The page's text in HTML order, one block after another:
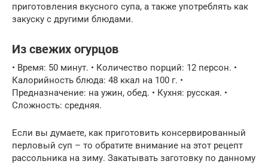
приготовления вкусного супа, а также употреблять как
закуску с другими блюдами.
Из свежих огурцов
• Время: 50 минут. • Количество порций: 12 персон. •
Калорийность блюда: 48 ккал на 100 г. •
Предназначение: на ужин, обед. • Кухня: русская. •
Сложность: средняя.
Если вы думаете, как приготовить консервированный
перловый суп – то обратите внимание на этот рецепт
рассольника на зиму. Закатывать заготовку по данному